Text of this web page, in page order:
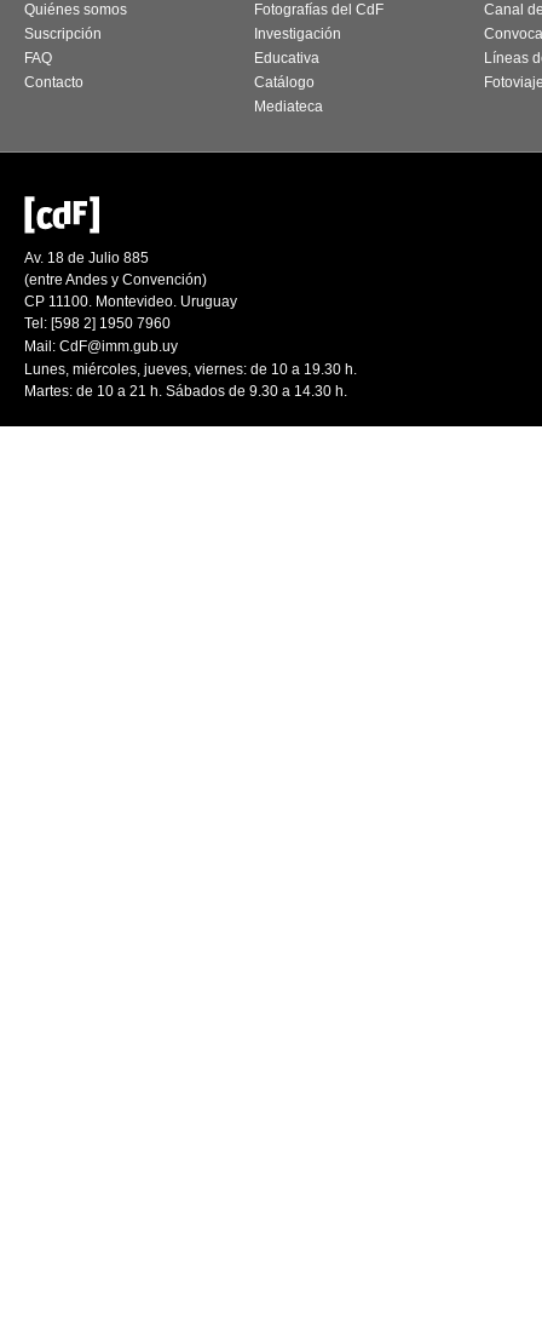
Quiénes somos
Suscripción
FAQ
Contacto
Fotografías del CdF
Investigación
Educativa
Catálogo
Mediateca
Canal
Líneas
Av. 18 de Julio 885
(entre Andes y Convención)
CP 11100. Montevideo. Uruguay
Tel: [598 2] 1950 7960
Mail: CdF@imm.gub.uy
Lunes, miércoles, jueves, viernes: de 10 a 19.30 h.
Martes: de 10 a 21 h. Sábados de 9.30 a 14.30 h.